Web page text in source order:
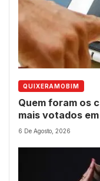
QUIXERAMOBIM
Quem foram os
mais votados
de 2022?
6 De Agosto, 2026